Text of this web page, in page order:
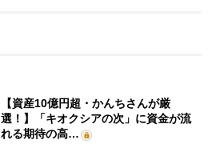
【資産10億円超・かんちさんが厳
選！】「キオクシアの次」に資金が流
れる期待の高…